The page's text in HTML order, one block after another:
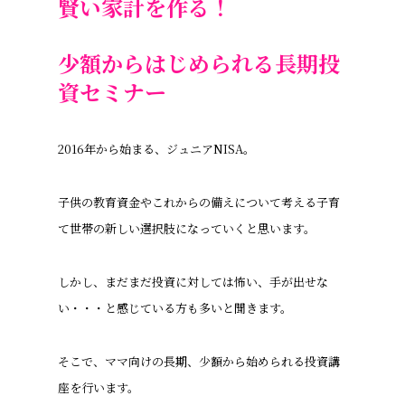
賢い家計を作る！
少額からはじめられる長期投
資セミナー
2016年から始まる、ジュニアNISA。
子供の教育資金やこれからの備えについて考える子育
て世帯の新しい選択肢になっていくと思います。
しかし、まだまだ投資に対しては怖い、手が出せな
い・・・と感じている方も多いと聞きます。
そこで、ママ向けの長期、少額から始められる投資講
座を行います。